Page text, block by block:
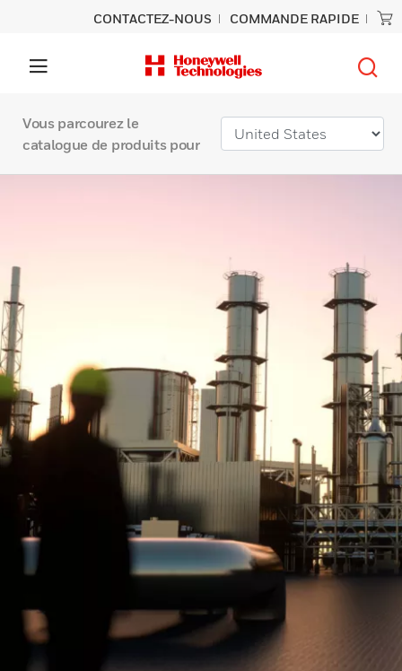
CONTACTEZ-NOUS COMMANDE RAPIDE
Vous parcourez le
catalogue de produits pour